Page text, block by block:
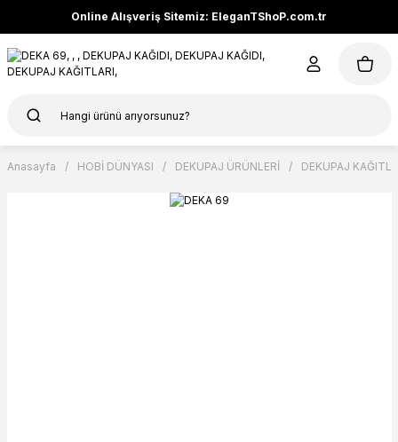
Online Alışveriş Sitemiz: EleganTShoP.com.tr
Anasayfa HOBİ DÜNYASI DEKUPAJ ÜRÜNLERİ DEKUPAJ